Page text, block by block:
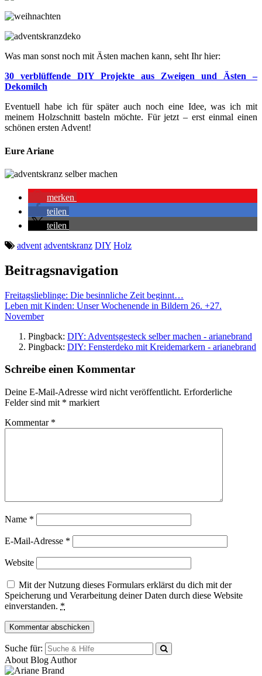
Was man sonst noch mit Ästen machen kann, seht Ihr hier:
30 verblüffende DIY Projekte aus Zweigen und Ästen –
Dekomilch
Eventuell habe ich für später auch noch eine Idee, was ich mit
meinem Holzschnitt basteln möchte. Für jetzt – erst einmal einen
schönen ersten Advent!
Eure Ariane
merken
teilen
teilen
advent adventskranz DIY Holz
Beitragsnavigation
Freitagslieblinge: Die besinnliche Zeit beginnt…
Leben mit Kinden: Unser Wochenende in Bildern 26. +27.
November
Pingback: DIY: Adventsgesteck selber machen - arianebrand
Pingback: DIY: Fensterdeko mit Kreidemarkern - arianebrand
Schreibe einen Kommentar
Deine E-Mail-Adresse wird nicht veröffentlicht. Erforderliche
Felder sind mit * markiert
Kommentar *
Name *
E-Mail-Adresse *
Website
Mit der Nutzung dieses Formulars erklärst du dich mit der
Speicherung und Verarbeitung deiner Daten durch diese Website
einverstanden. *
Suche für:
About Blog Author